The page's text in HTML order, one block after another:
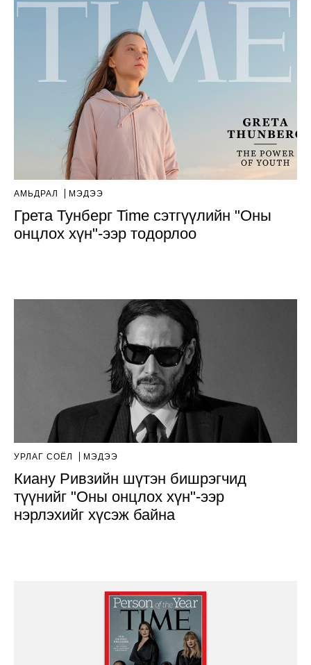
АМЬДРАЛ МЭДЭЭ
Грета Тунберг Time сэтгүүлийн "Оны
онцлох хүн"-ээр тодорлоо
УРЛАГ СОЁЛ МЭДЭЭ
Киану Ривзийн шүтэн бишрэгчид
түүнийг "Оны онцлох хүн"-ээр
нэрлэхийг хүсэж байна